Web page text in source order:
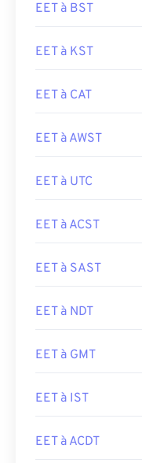
EET à BST
EET à KST
EET à CAT
EET à AWST
EET à UTC
EET à ACST
EET à SAST
EET à NDT
EET à GMT
EET à IST
EET à ACDT